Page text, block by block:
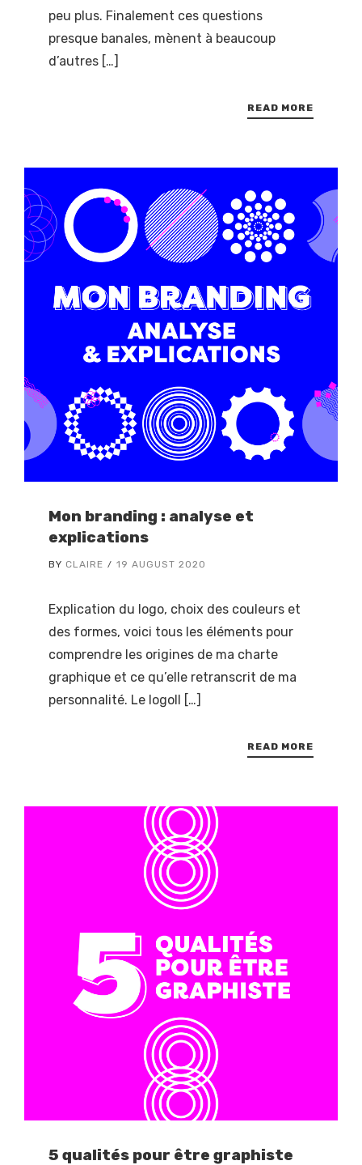
peu plus. Finalement ces questions
presque banales, mènent à beaucoup
d’autres […]
READ MORE
Mon branding : analyse et
explications
BY CLAIRE 19 AUGUST 2020
Explication du logo, choix des couleurs et
des formes, voici tous les éléments pour
comprendre les origines de ma charte
graphique et ce qu’elle retranscrit de ma
personnalité. Le logoIl […]
READ MORE
5 qualités pour être graphiste